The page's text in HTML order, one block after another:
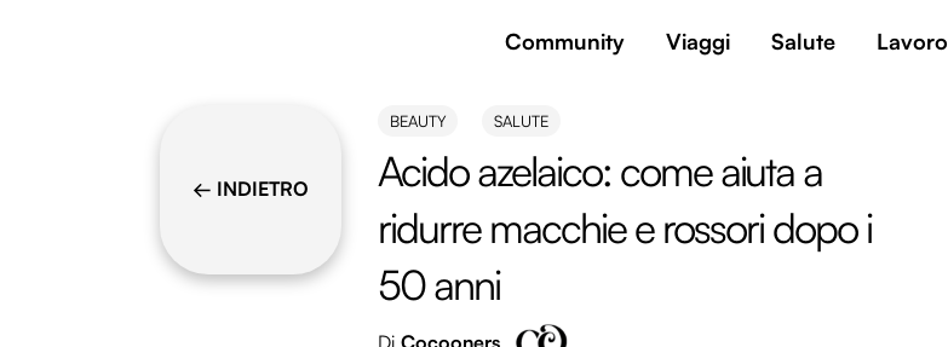
Community Viaggi Salute Lavoro
← INDIETRO
BEAUTY SALUTE
Acido azelaico: come aiuta a
ridurre macchie e rossori dopo i
50 anni